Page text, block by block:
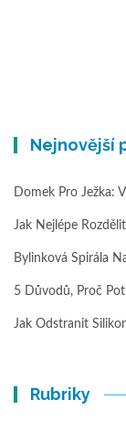
Nejnovější
Domek Pro Ježka:
Jak Nejlépe
Bylinková Spirála
5 Důvodů, Proč
Jak Odstranit
Rubriky